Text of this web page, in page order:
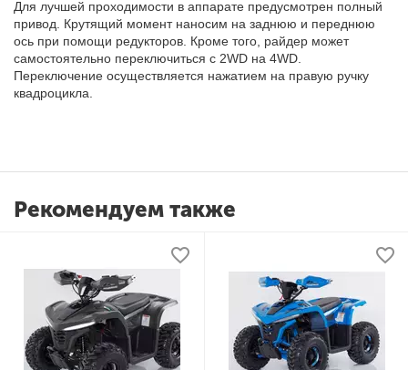
Для лучшей проходимости в аппарате предусмотрен полный
привод. Крутящий момент наносим на заднюю и переднюю
ось при помощи редукторов. Кроме того, райдер может
самостоятельно переключиться с 2WD на 4WD.
Переключение осуществляется нажатием на правую ручку
квадроцикла.
Рекомендуем также